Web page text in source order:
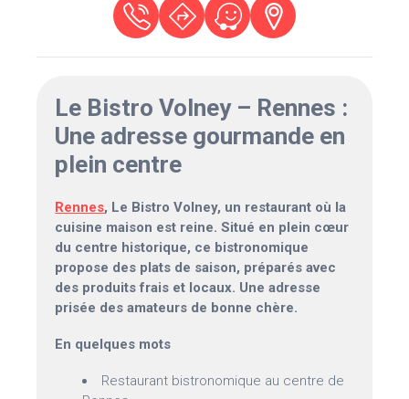
Le Bistro Volney – Rennes :
Une adresse gourmande en
plein centre
Rennes, Le Bistro Volney, un restaurant où la
cuisine maison est reine. Situé en plein cœur
du centre historique, ce bistronomique
propose des plats de saison, préparés avec
des produits frais et locaux. Une adresse
prisée des amateurs de bonne chère.
En quelques mots
Restaurant bistronomique au centre de